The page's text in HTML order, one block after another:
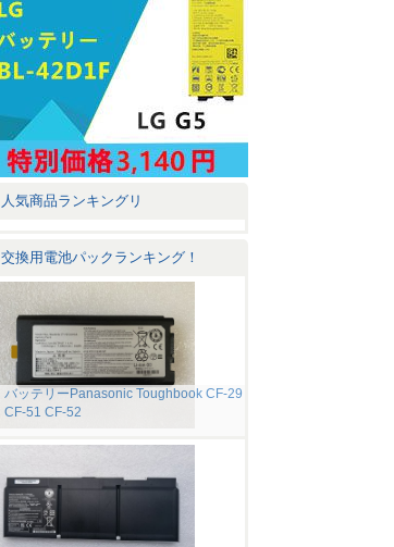
人気商品ランキングリ
交換用電池パックランキング！
バッテリーPanasonic Toughbook CF-29
CF-51 CF-52